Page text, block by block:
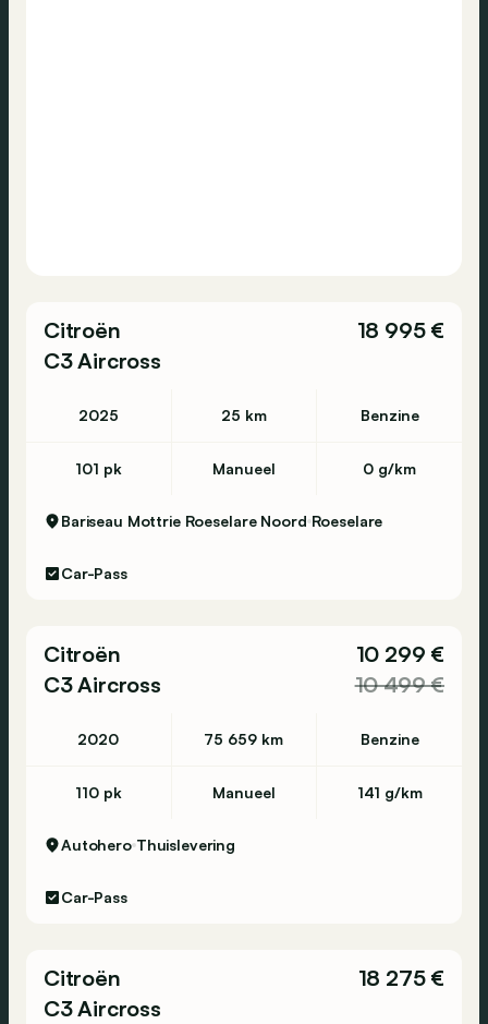
Citroën
C3 Aircross
18 995 €
2025 25 km Benzine
101 pk Manueel 0 g/km
Bariseau Mottrie Roeselare Noord Roeselare
Car-Pass
Citroën
C3 Aircross
10 299 €
10 499 €
2020 75 659 km Benzine
110 pk Manueel 141 g/km
Autohero Thuislevering
Car-Pass
Citroën
C3 Aircross
18 275 €